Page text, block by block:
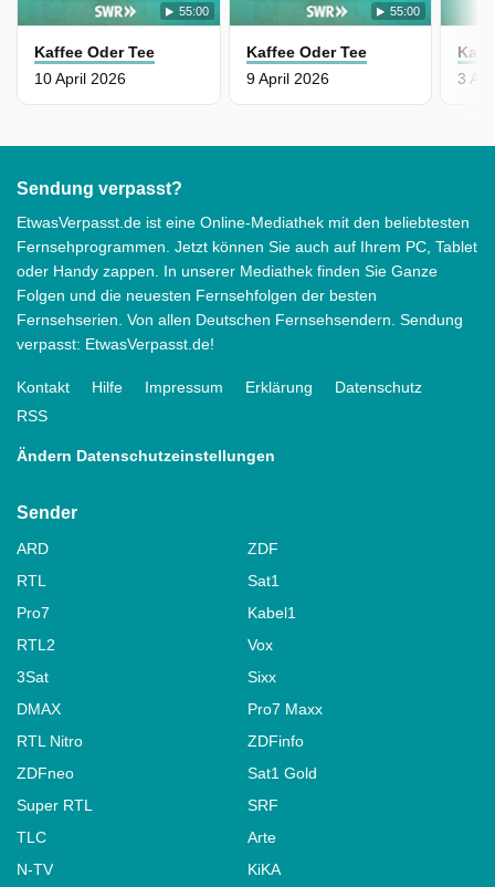
55:00
Kaffee Oder Tee
10 April 2026
55:00
Kaffee Oder Tee
9 April 2026
3
Sendung verpasst?
EtwasVerpasst.de ist eine Online-Mediathek mit den beliebtesten
Fernsehprogrammen. Jetzt können Sie auch auf Ihrem PC, Tablet
oder Handy zappen. In unserer Mediathek finden Sie Ganze
Folgen und die neuesten Fernsehfolgen der besten
Fernsehserien. Von allen Deutschen Fernsehsendern. Sendung
verpasst: EtwasVerpasst.de!
Kontakt Hilfe Impressum Erklärung
Datenschutz
RSS
Ändern Datenschutzeinstellungen
Sender
ARD
ZDF
RTL
Sat1
Pro7
Kabel1
RTL2
Vox
3Sat
Sixx
DMAX
Pro7 Maxx
RTL Nitro
ZDFinfo
ZDFneo
Sat1 Gold
Super RTL
SRF
TLC
Arte
N-TV
KiKA